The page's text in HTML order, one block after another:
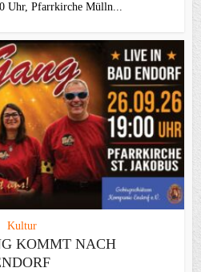
Uhr, Pfarrkirche Mülln...
Kultur
KOMMT NACH